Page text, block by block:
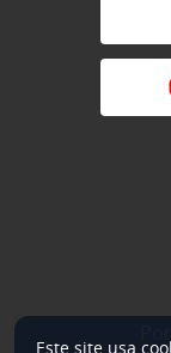
Este site usa